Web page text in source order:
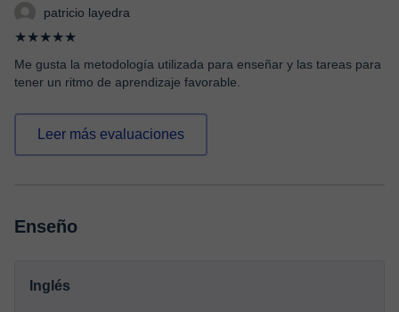
patricio layedra
★★★★★
Me gusta la metodología utilizada para enseñar y las tareas para
tener un ritmo de aprendizaje favorable.
Leer más evaluaciones
Enseño
Inglés